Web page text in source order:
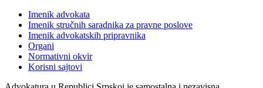
Imenik advokata
Imenik stručnih saradnika za pravne poslove
Imenik advokatskih pripravnika
Organi
Normativni okvir
Korisni sajtovi